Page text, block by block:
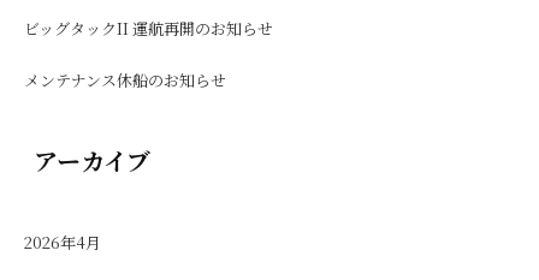
ビッグタックII 運航再開のお知らせ
メンテナンス休船のお知らせ
アーカイブ
2026年4月